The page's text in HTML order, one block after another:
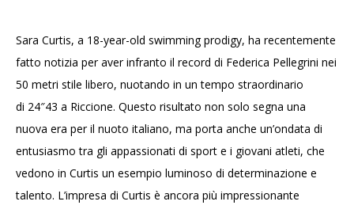
Sara Curtis, a 18-year-old swimming prodigy, ha recentemente
fatto notizia per aver infranto il record di Federica Pellegrini nei
50 metri stile libero, nuotando in un tempo straordinario
di 24″43 a Riccione. Questo risultato non solo segna una
nuova era per il nuoto italiano, ma porta anche un’ondata di
entusiasmo tra gli appassionati di sport e i giovani atleti, che
vedono in Curtis un esempio luminoso di determinazione e
talento. L’impresa di Curtis è ancora più impressionante